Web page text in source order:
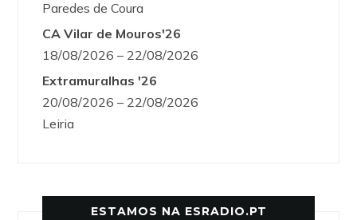
Paredes de Coura
CA Vilar de Mouros'26
18/08/2026 – 22/08/2026
Extramuralhas '26
20/08/2026 – 22/08/2026
Leiria
ESTAMOS NA ESRADIO.PT